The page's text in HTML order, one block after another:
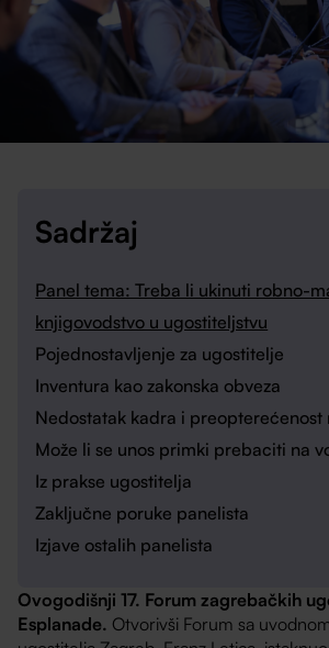
Ovogodišnji 17. Forum zagrebačkih
Esplanade. Otvorivši Forum sa
Sadržaj
Panel tema: Treba li ukinuti robno-
knjigovodstvo u ugostiteljstvu
Pojednostavljenje za ugostitelje
Inventura kao zakonska obveza
Nedostatak kadra i preopterećenost
Može li se unos primki prebaciti na
Iz prakse ugostitelja
Zaključne poruke panelista
Izjave ostalih panelista